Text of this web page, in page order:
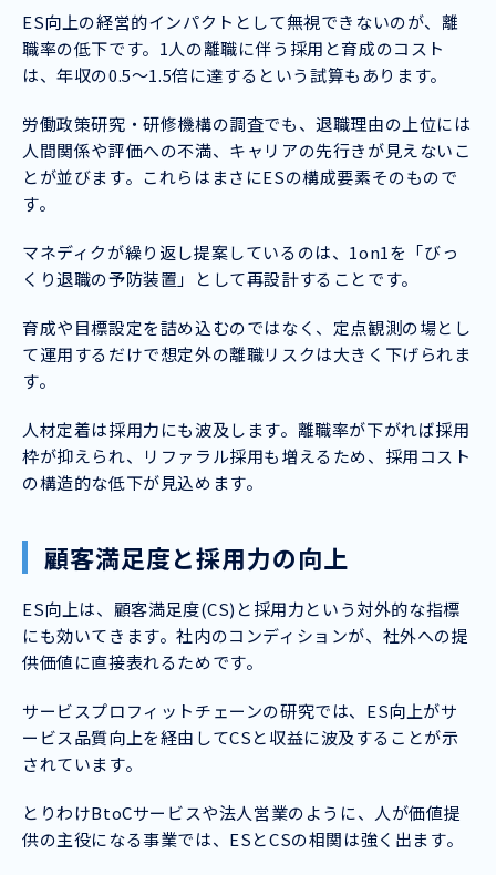
ES向上の経営的インパクトとして無視できないのが、離
職率の低下です。1人の離職に伴う採用と育成のコスト
は、年収の0.5〜1.5倍に達するという試算もあります。
労働政策研究・研修機構の調査でも、退職理由の上位には
人間関係や評価への不満、キャリアの先行きが見えないこ
とが並びます。これらはまさにESの構成要素そのもので
す。
マネディクが繰り返し提案しているのは、1on1を「びっ
くり退職の予防装置」として再設計することです。
育成や目標設定を詰め込むのではなく、定点観測の場とし
て運用するだけで想定外の離職リスクは大きく下げられま
す。
人材定着は採用力にも波及します。離職率が下がれば採用
枠が抑えられ、リファラル採用も増えるため、採用コスト
の構造的な低下が見込めます。
顧客満足度と採用力の向上
ES向上は、顧客満足度(CS)と採用力という対外的な指標
にも効いてきます。社内のコンディションが、社外への提
供価値に直接表れるためです。
サービスプロフィットチェーンの研究では、ES向上がサ
ービス品質向上を経由してCSと収益に波及することが示
されています。
とりわけBtoCサービスや法人営業のように、人が価値提
供の主役になる事業では、ESとCSの相関は強く出ます。